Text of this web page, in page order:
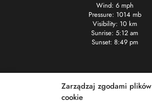
Zarządzaj zgodami plików
cookie
Wind: 6 mph
Pressure: 1014 mb
Visibility: 10 km
Sunrise: 5:12 am
Sunset: 8:49 pm
Kontakt